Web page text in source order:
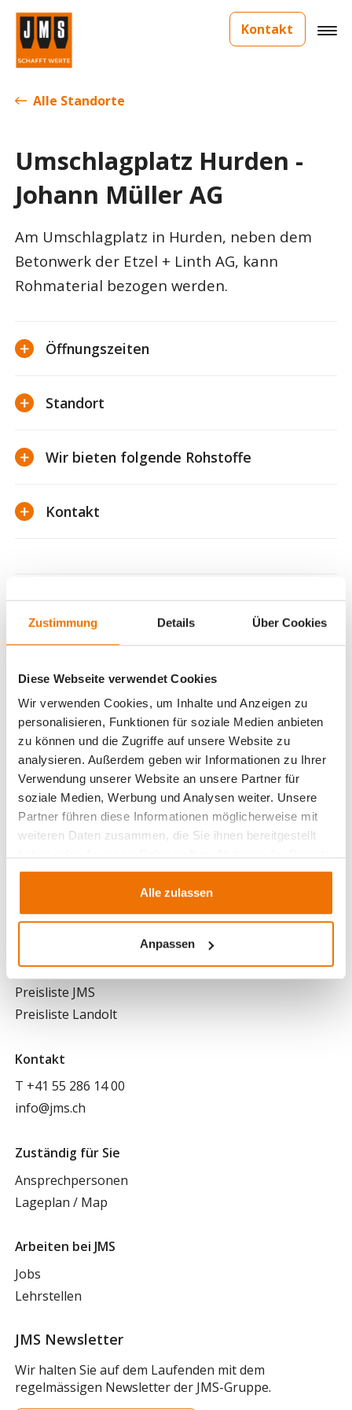
Zustimmung Details Über Cookies
Diese Webseite verwendet Cookies
Wir verwenden Cookies, um Inhalte und Anzeigen zu
personalisieren, Funktionen für soziale Medien anbieten
zu können und die Zugriffe auf unsere Website zu
analysieren. Außerdem geben wir Informationen zu Ihrer
Verwendung unserer Website an unsere Partner für
soziale Medien, Werbung und Analysen weiter. Unsere
Partner führen diese Informationen möglicherweise mit
weiteren Daten zusammen, die Sie ihnen bereitgestellt
gesammelt haben.
Alle zulassen
Anpassen
Kontakt
Alle Standorte
Umschlagplatz Hurden -
Johann Müller AG
Am Umschlagplatz in Hurden, neben dem
Betonwerk der Etzel + Linth AG, kann
Rohmaterial bezogen werden.
Öffnungszeiten
Standort
Wir bieten folgende Rohstoffe
Kontakt
Hauptsitz
Johann Müller AG
Allmeindstrasse 11
Postfach
8716 Schmerikon
Geschäftsleitung
Aktuelles
Preisliste JMS
Preisliste Landolt
Kontakt
T +41 55 286 14 00
info@jms.ch
Zuständig für Sie
Ansprechpersonen
Lageplan / Map
Arbeiten bei JMS
Jobs
Lehrstellen
JMS Newsletter
Wir halten Sie auf dem Laufenden mit dem
regelmässigen Newsletter der JMS-Gruppe.